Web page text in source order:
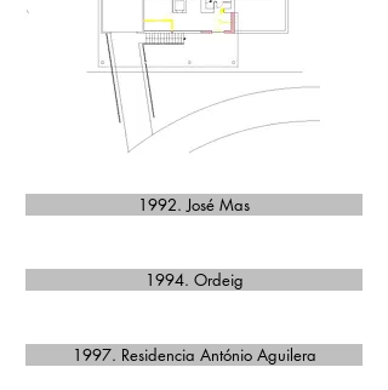
1992. José Mas
1994. Ordeig
1997. Residencia António Aguilera